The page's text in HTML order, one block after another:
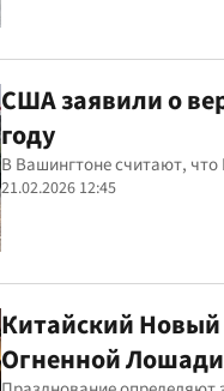
США заявили о
году
В Вашингтоне считают,
21.02.2026 12:45
Китайский Новый
Огненной Лошади